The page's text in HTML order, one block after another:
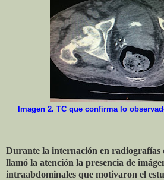
Imagen 2. TC que confirma lo
Durante la internación en radiografías
llamó la atención la presencia de
intraabdominales que motivaron el